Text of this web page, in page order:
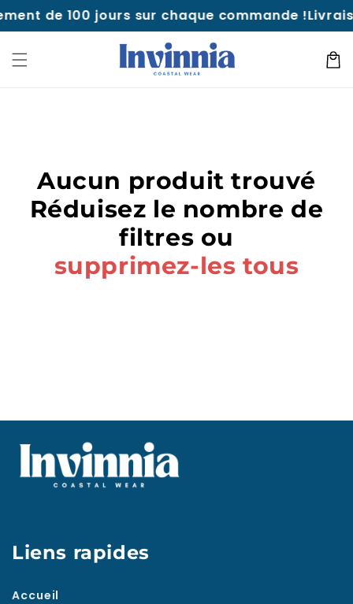
Aller au
contenu
de 100 jours sur chaque commande !
Panier
Aucun produit trouvé
Réduisez le nombre de
filtres ou
supprimez-les tous
Liens rapides
Accueil